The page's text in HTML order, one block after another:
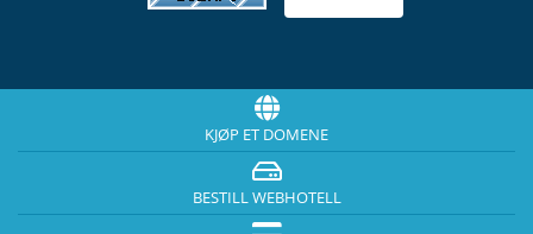
KJØP ET DOMENE
BESTILL WEBHOTELL